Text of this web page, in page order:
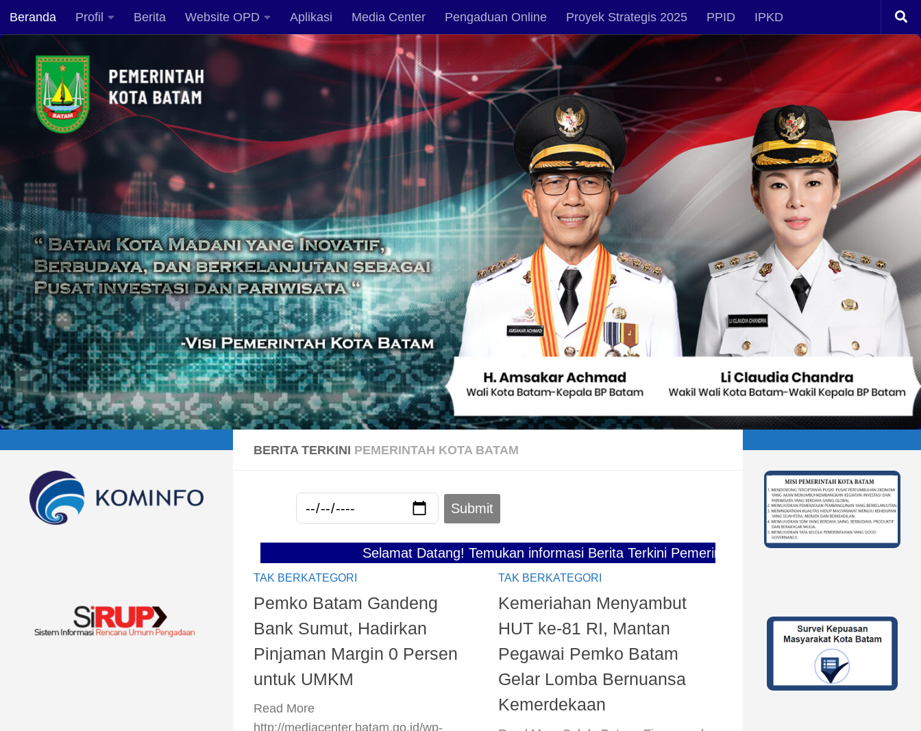
Skip to content
Beranda Profil Berita Website OPD Aplikasi Media Center Pengaduan Online Proyek Strategis 2025 PPID IPKD
BERITA TERKINI PEMERINTAH KOTA BATAM
Selamat Datang! Temukan informasi Berita Terkini Pemerintah Kota Batam
TAK BERKATEGORI
Pemko Batam Gandeng
Bank Sumut, Hadirkan
Pinjaman Margin 0 Persen
untuk UMKM
​Read More​
http://mediacenter.batam.go.id/wp-
TAK BERKATEGORI
Kemeriahan Menyambut
HUT ke-81 RI, Mantan
Pegawai Pemko Batam
Gelar Lomba Bernuansa
Kemerdekaan